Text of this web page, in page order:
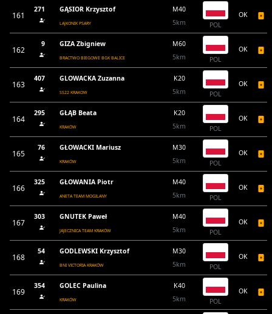
161
271 GĄSIOR Krzysztof
LAJKONIK PSARY
M40
5km
POL
OK
162
9 GIZA Zbigniew
BRACTWO BIEGOWE BGK BALICE
M60
5km
POL
OK
163
407 GLOWACKA Zuzanna
SS22 KRAKOW
K20
5km
POL
OK
164
295 GŁĄB Beata
KRAKÓW
K20
5km
POL
OK
165
76 GŁOWACKI Mariusz
KRAKÓW
M30
5km
POL
OK
166
325 GŁOWANIA Piotr
ANETA TEAM MOGILANY
M40
5km
POL
OK
167
303 GNUTEK Paweł
JAJECZNICA TEAM KRAKÓW
M40
5km
POL
OK
168
54 GODLEWSKI Krzysztof
BNI VICTORIA KRAKÓW
M30
5km
POL
OK
169
354 GOLEC Paulina
KRAKÓW
K40
5km
POL
OK